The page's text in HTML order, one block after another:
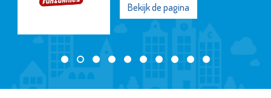
Bekijk de pagina